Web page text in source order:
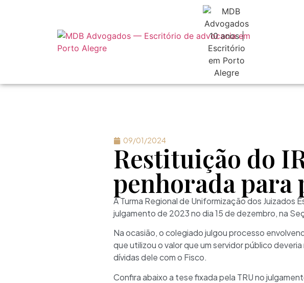
09/01/2024
Restituição do
penhorada para
A Turma Regional de Uniformização dos Juizados
julgamento de 2023 no dia 15 de dezembro, na
Na ocasião, o colegiado julgou processo
que utilizou o valor que um servidor público
dívidas dele com o Fisco.
Confira abaixo a tese fixada pela TRU no